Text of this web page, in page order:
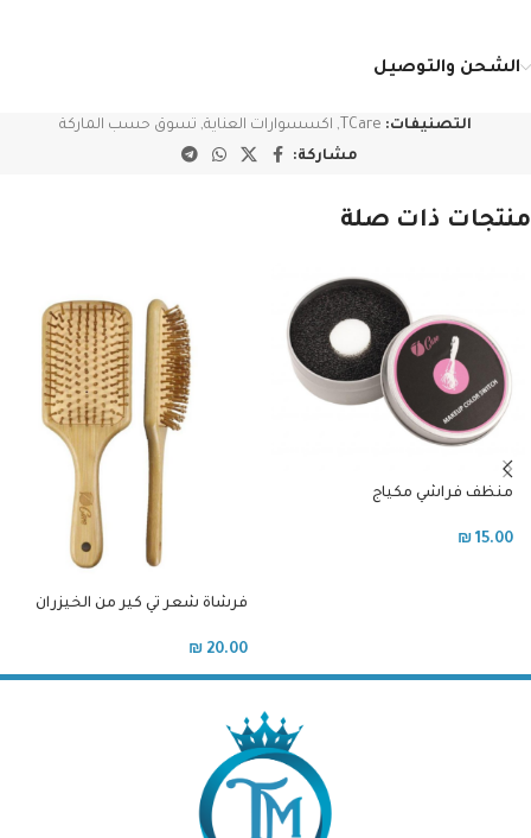
الشحن والتوصيل
التصنيفات: TCare
, اكسسوارات العناية, تسوق حسب الماركة
مشاركة:
منتجات ذات صلة
منظف فراشي مكياج
₪ 15.00
فرشاة شعر تي كير من الخيزران
₪ 20.00